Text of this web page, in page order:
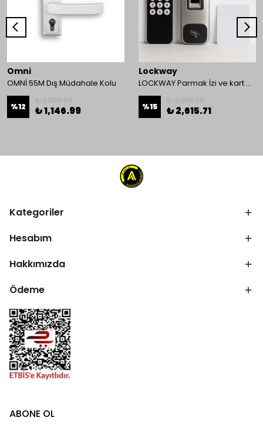
Omni
OMNİ 55M Dış Müdahale Kolu
%12 ₺ 1,146.99
Lockway
LOCKWAY Parmak İzi ve kart Okuyucu Kontrol Paneli
%15 ₺ 2,615.71
Kategoriler
Hesabım
Hakkımızda
Ödeme
ABONE OL